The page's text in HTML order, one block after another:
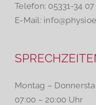
Telefon: 05331-34 07
E-Mail:
Montag –
07:00 – 20:00 Uhr